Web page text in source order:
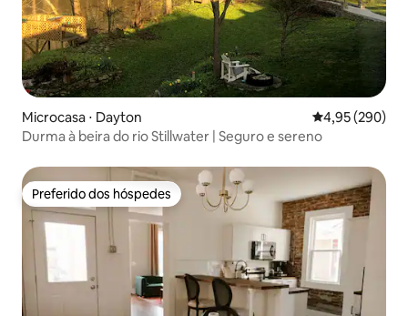
Microcasa ⋅ Dayton 4,95 de uma
4,95 (290)
Durma à beira do rio Stillwater | Seguro e sereno
Preferido dos hóspedes
Preferido dos hóspedes